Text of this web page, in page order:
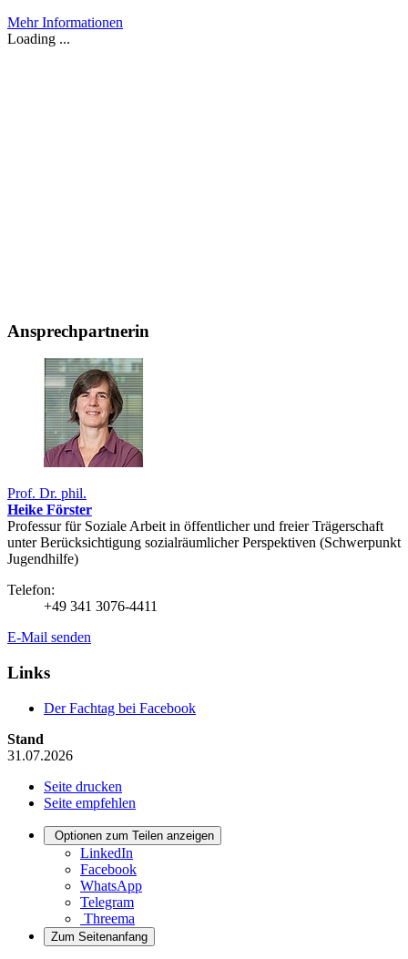
Mehr Informationen
Loading ...
Ansprechpartnerin
Prof. Dr. phil.
Heike Förster
Professur für Soziale Arbeit in öffentlicher und freier Trägerschaft
unter Berücksichtigung sozialräumlicher Perspektiven (Schwerpunkt
Jugendhilfe)
Telefon:
+49 341 3076-4411
E-Mail senden
Links
Der Fachtag bei Facebook
Stand
31.07.2026
Seite drucken
Seite empfehlen
Optionen zum Teilen anzeigen
LinkedIn
Facebook
WhatsApp
Telegram
Threema
Zum Seitenanfang